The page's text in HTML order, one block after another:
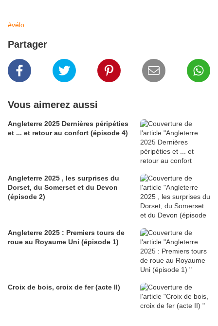
#vélo
Partager
Vous aimerez aussi
Angleterre 2025 Dernières péripéties
et ... et retour au confort (épisode 4)
Angleterre 2025 , les surprises du
Dorset, du Somerset et du Devon
(épisode 2)
Angleterre 2025 : Premiers tours de
roue au Royaume Uni (épisode 1)
Croix de bois, croix de fer (acte II)